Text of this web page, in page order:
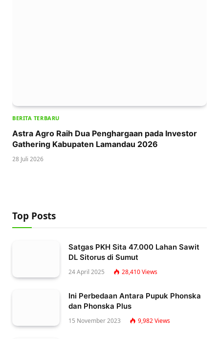
BERITA TERBARU
Astra Agro Raih Dua Penghargaan pada Investor
Gathering Kabupaten Lamandau 2026
28 Juli 2026
Top Posts
Satgas PKH Sita 47.000 Lahan Sawit
DL Sitorus di Sumut
24 April 2025 28,410Views
Ini Perbedaan Antara Pupuk Phonska
dan Phonska Plus
15 November 2023 9,982Views